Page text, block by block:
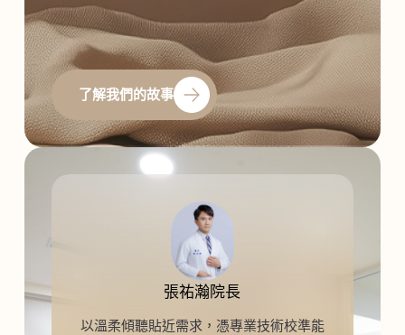
了解我們的故事
張祐瀚院長
以溫柔傾聽貼近需求，憑專業技術校準能